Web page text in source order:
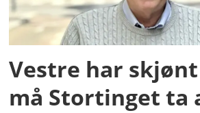
Vestre har
må Stortinget ta